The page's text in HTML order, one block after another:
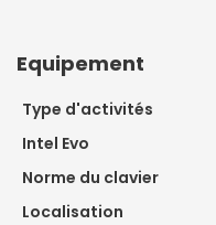
Equipement
Type d'activités
Intel Evo
Norme du clavier
Localisation